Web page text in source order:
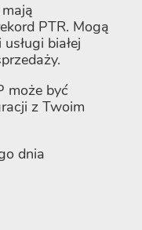
PTR. Mogą
białej
może być
z Twoim
dnia